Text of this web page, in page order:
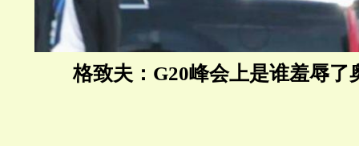
格致夫：G20峰会上是谁羞辱了